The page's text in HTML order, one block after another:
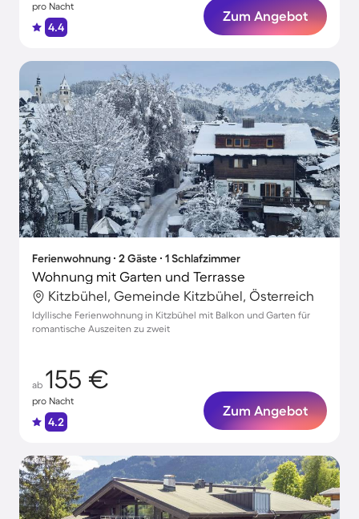
pro Nacht
4.4
Zum Angebot
Ferienwohnung ∙ 2 Gäste ∙ 1 Schlafzimmer
Wohnung mit Garten und Terrasse
Kitzbühel, Gemeinde Kitzbühel, Österreich
Idyllische Ferienwohnung in Kitzbühel mit Balkon und Garten für
romantische Auszeiten zu zweit
ab 155 €
pro Nacht
4.2
Zum Angebot